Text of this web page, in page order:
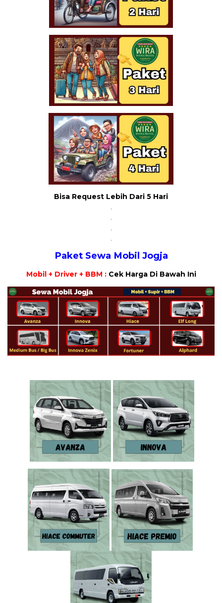
Bisa Request Lebih Dari 5 Hari
.
.
.
.
Paket Sewa Mobil Jogja
Mobil + Driver + BBM : Cek Harga Di Bawah Ini